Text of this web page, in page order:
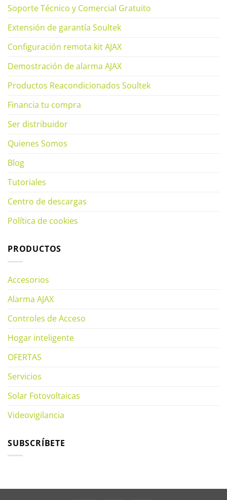
Soporte Técnico y Comercial Gratuito
Extensión de garantía Soultek
Configuración remota kit AJAX
Demostración de alarma AJAX
Productos Reacondicionados Soultek
Financia tu compra
Ser distribuidor
Quienes Somos
Blog
Tutoriales
Centro de descargas
Política de cookies
PRODUCTOS
Accesorios
Alarma AJAX
Controles de Acceso
Hogar inteligente
OFERTAS
Servicios
Solar Fotovoltaicas
Videovigilancia
SUBSCRÍBETE